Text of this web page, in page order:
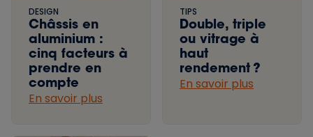
DESIGN
Châssis en
aluminium :
cinq facteurs à
prendre en
compte
En savoir plus
TIPS
Double, triple
ou vitrage à
haut
rendement ?
En savoir plus